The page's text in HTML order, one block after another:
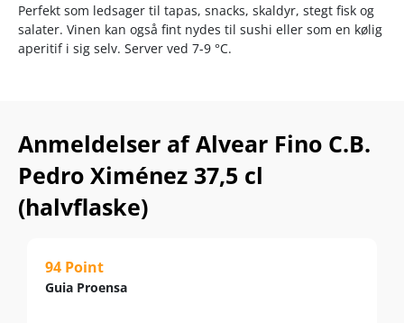
Perfekt som ledsager til tapas, snacks, skaldyr, stegt fisk og
salater. Vinen kan også fint nydes til sushi eller som en kølig
aperitif i sig selv. Server ved 7-9 °C.
Anmeldelser af Alvear Fino C.B.
Pedro Ximénez 37,5 cl
(halvflaske)
94 Point
Guia Proensa